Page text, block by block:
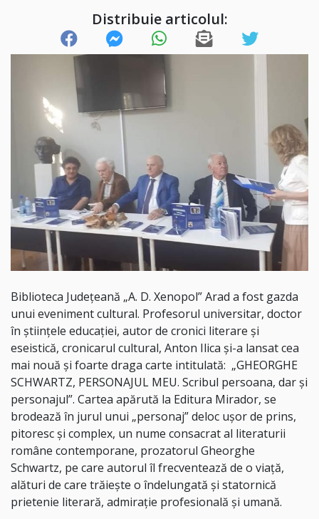
Distribuie articolul:
Biblioteca Județeană „A. D. Xenopol” Arad a fost gazda
unui eveniment cultural. Profesorul universitar, doctor
în științele educației, autor de cronici literare și
eseistică, cronicarul cultural, Anton Ilica și-a lansat cea
mai nouă și foarte draga carte intitulată: „GHEORGHE
SCHWARTZ, PERSONAJUL MEU. Scribul persoana, dar și
personajul”. Cartea apărută la Editura Mirador, se
brodează în jurul unui „personaj” deloc ușor de prins,
pitoresc și complex, un nume consacrat al literaturii
române contemporane, prozatorul Gheorghe
Schwartz, pe care autorul îl frecventează de o viață,
alături de care trăiește o îndelungată și statornică
prietenie literară, admirație profesională și umană.